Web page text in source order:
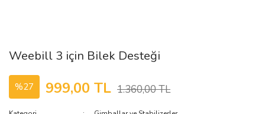
Weebill 3 için Bilek Desteği
%27 999,00 TL 1.360,00 TL